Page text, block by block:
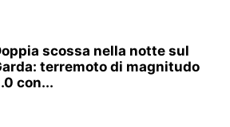
scossa nella notte sul
terremoto di magnitudo
con...